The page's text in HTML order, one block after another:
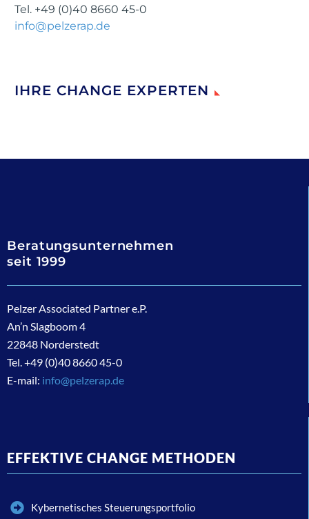
Tel. +49 (0)40 8660 45-0
info@pelzerap.de
IHRE CHANGE EXPERTEN
Beratungsunternehmen
seit 1999
Pelzer Associated Partner e.P.
An’n Slagboom 4
22848 Norderstedt
Tel. +49 (0)40 8660 45-0
E-mail: info@pelzerap.de
EFFEKTIVE CHANGE METHODEN
Kybernetisches Steuerungsportfolio